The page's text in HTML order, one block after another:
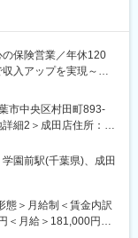
フォロワーは約10万
て体系化した独自の
知識を教えるのでは
的な思考法や、市況
イングを通じてフォ
保険営業／年休120
入アップを実現～
×良品質住宅のリー
く、住宅購入を検討
業スタイルです。
ップで提案し、お客
ントとして活躍できま
市中央区村田町893-
細2＞成田店住所：千
屋内全面禁煙＜勤務地
受動
定める事業所
園前駅(千葉県)、成田
態＞月給制＜賃金内訳
＜月給＞181,000円～